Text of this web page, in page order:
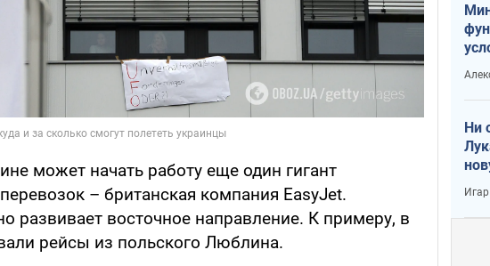
может начать работу еще один гигант
– британская компания EasyJet.
развивает восточное направление. К примеру, в
рейсы из польского Люблина.
Ни